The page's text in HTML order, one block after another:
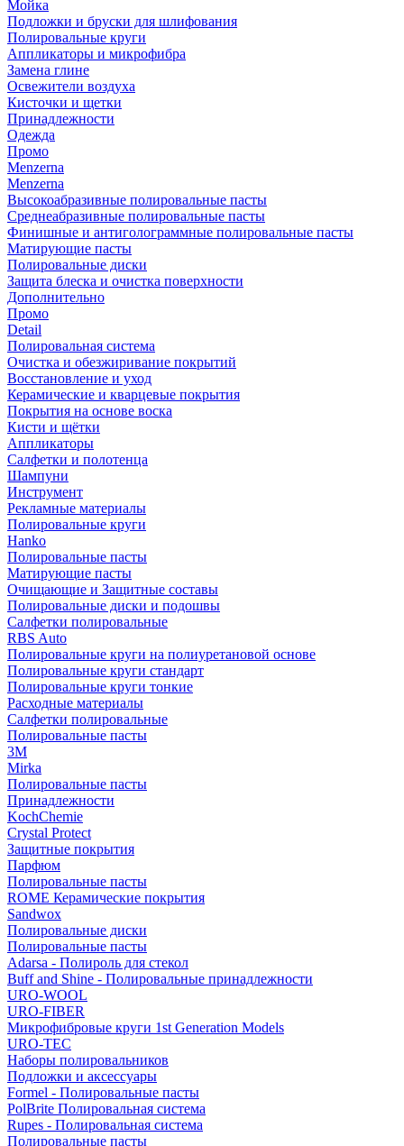
Мойка
Подложки и бруски для шлифования
Полировальные круги
Аппликаторы и микрофибра
Замена глине
Освежители воздуха
Кисточки и щетки
Принадлежности
Одежда
Промо
Menzerna
Menzerna
Высокоабразивные полировальные пасты
Среднеабразивные полировальные пасты
Финишные и антиголограммные полировальные пасты
Матирующие пасты
Полировальные диски
Защита блеска и очистка поверхности
Дополнительно
Промо
Detail
Полировальная система
Очистка и обезжиривание покрытий
Восстановление и уход
Керамические и кварцевые покрытия
Покрытия на основе воска
Кисти и щётки
Аппликаторы
Салфетки и полотенца
Шампуни
Инструмент
Рекламные материалы
Полировальные круги
Hanko
Полировальные пасты
Матирующие пасты
Очищающие и Защитные составы
Полировальные диски и подошвы
Салфетки полировальные
RBS Auto
Полировальные круги на полиуретановой основе
Полировальные круги стандарт
Полировальные круги тонкие
Расходные материалы
Салфетки полировальные
Полировальные пасты
3М
Mirka
Полировальные пасты
Принадлежности
KochChemie
Crystal Protect
Защитные покрытия
Парфюм
Полировальные пасты
ROME Керамические покрытия
Sandwox
Полировальные диски
Полировальные пасты
Adarsa - Полироль для стекол
Buff and Shine - Полировальные принадлежности
URO-WOOL
URO-FIBER
Микрофибровые круги 1st Generation Models
URO-TEC
Наборы полировальников
Подложки и аксессуары
Formel - Полировальные пасты
PolBrite Полировальная система
Rupes - Полировальная система
Полировальные пасты